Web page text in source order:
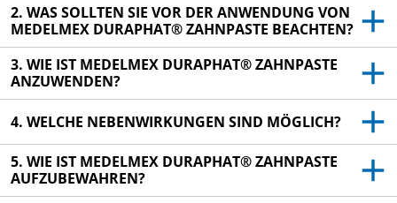
Wenn Sie Nebenwirkungen bemerken, wenden Sie
sich an Ihren Zahnarzt oder Apotheker. Dies gilt
auch für sämtliche mögliche Nebenwirkungen, die
nicht in dieser Packungsbeilage angegeben sind.
Siehe Abschnitt 4.
Wenn Sie sich nicht besser oder gar schlechter
fühlen, wenden Sie sich an Ihren Arzt.
2. WAS SOLLTEN SIE VOR DER ANWENDUNG VON
MEDELMEX DURAPHAT® ZAHNPASTE BEACHTEN?
3. WIE IST MEDELMEX DURAPHAT® ZAHNPASTE
ANZUWENDEN?
4. WELCHE NEBENWIRKUNGEN SIND MÖGLICH?
5. WIE IST MEDELMEX DURAPHAT® ZAHNPASTE
AUFZUBEWAHREN?